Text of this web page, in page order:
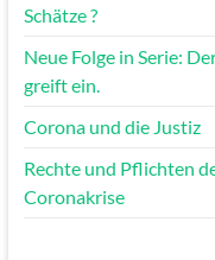
Schätze ?
Neue Folge in Serie:
greift ein.
Corona und die Justiz
Rechte und Pflichten
Coronakrise